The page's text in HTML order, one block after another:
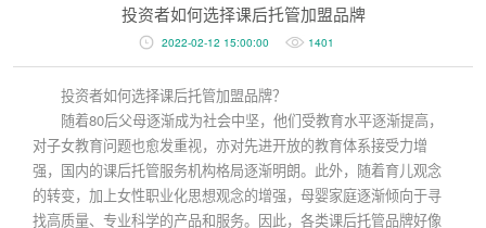
投资者如何选择课后托管加盟品牌
2022-02-12 15:00:00 1401
投资者如何选择课后托管加盟品牌？
随着80后父母逐渐成为社会中坚，他们受教育水平逐渐提高，
对子女教育问题也愈发重视，亦对先进开放的教育体系接受力增
强，国内的课后托管服务机构格局逐渐明朗。此外，随着育儿观念
的转变，加上女性职业化思想观念的增强，母婴家庭逐渐倾向于寻
找高质量、专业科学的产品和服务。因此，各类课后托管品牌好像